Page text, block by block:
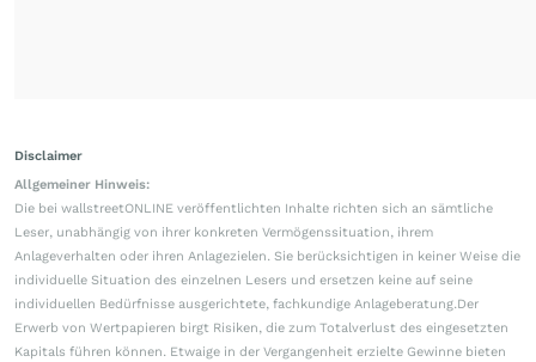
Disclaimer
Allgemeiner Hinweis:
Die bei wallstreetONLINE veröffentlichten Inhalte richten sich an sämtliche
Leser, unabhängig von ihrer konkreten Vermögenssituation, ihrem
Anlageverhalten oder ihren Anlagezielen. Sie berücksichtigen in keiner Weise die
individuelle Situation des einzelnen Lesers und ersetzen keine auf seine
individuellen Bedürfnisse ausgerichtete, fachkundige Anlageberatung.Der
Erwerb von Wertpapieren birgt Risiken, die zum Totalverlust des eingesetzten
Kapitals führen können. Etwaige in der Vergangenheit erzielte Gewinne bieten